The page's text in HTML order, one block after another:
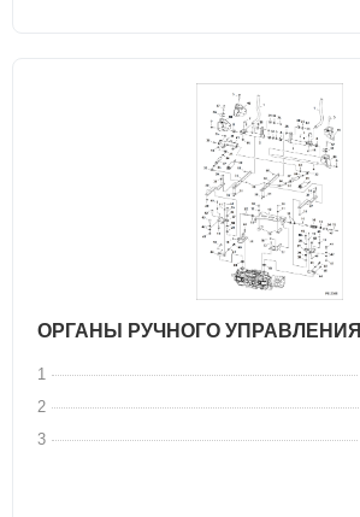
ОРГАНЫ РУЧНОГО УПРАВЛЕНИЯ
1
2
3